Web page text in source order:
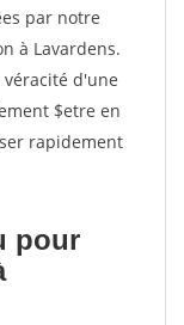
par notre
à Lavardens.
d'une
$etre en
rapidement
pour